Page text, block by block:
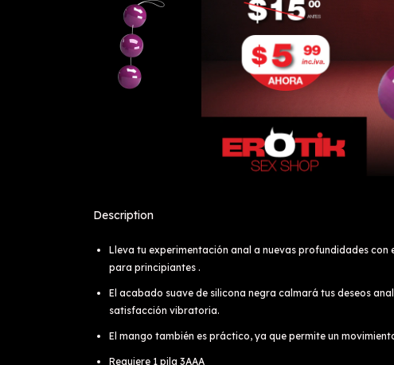
Description
Lleva tu experimentación anal a nuevas profundidades
para principiantes .
El acabado suave de silicona negra calmará tus deseos
satisfacción vibratoria.
El mango también es práctico, ya que permite un
Requiere 1 pila 3AAA